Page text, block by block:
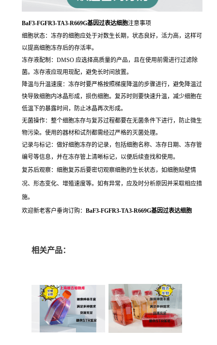
BaF3-FGFR3-TA3-R669G基因过表达细胞注意事项
细胞状态：冻存的细胞应处于对数生长期，状态良好，活力高，这样可
以提高细胞冻存后的存活率。
冻存液配制：DMSO 应选择高质量的产品，且在使用前需进行过滤除
菌。冻存液应现用现配，避免长时间放置。
降温与升温速度：冻存时要严格按照梯度降温的步骤进行，避免降温过
快导致细胞内冰晶形成，损伤细胞。复苏时则要快速升温，减少细胞在
低温下的暴露时间，防止冰晶再次形成。
无菌操作：整个细胞冻存与复苏过程都要在无菌条件下进行，防止微生
物污染。使用的器材和试剂都需经过严格的灭菌处理。
记录与标记：做好细胞冻存的记录，包括细胞名称、冻存日期、冻存管
编号等信息，并在冻存管上清晰标记，以便后续查找和使用。
复苏后观察：细胞复苏后要密切观察细胞的生长状态，如细胞贴壁情
况、形态变化、增殖速度等。如有异常，应及时分析原因并采取相应措
施。
欢迎新老客户垂询订购： BaF3-FGFR3-TA3-R669G基因过表达细胞
相关产品：